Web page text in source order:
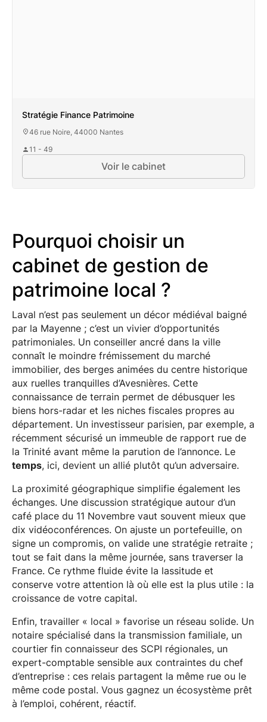
Stratégie Finance Patrimoine
46 rue Noire, 44000 Nantes
11 - 49
Voir le cabinet
Pourquoi choisir un
cabinet de gestion de
patrimoine local ?
Laval n’est pas seulement un décor médiéval baigné
par la Mayenne ; c’est un vivier d’opportunités
patrimoniales. Un conseiller ancré dans la ville
connaît le moindre frémissement du marché
immobilier, des berges animées du centre historique
aux ruelles tranquilles d’Avesnières. Cette
connaissance de terrain permet de débusquer les
biens hors-radar et les niches fiscales propres au
département. Un investisseur parisien, par exemple, a
récemment sécurisé un immeuble de rapport rue de
la Trinité avant même la parution de l’annonce. Le
temps, ici, devient un allié plutôt qu’un adversaire.
La proximité géographique simplifie également les
échanges. Une discussion stratégique autour d’un
café place du 11 Novembre vaut souvent mieux que
dix vidéoconférences. On ajuste un portefeuille, on
signe un compromis, on valide une stratégie retraite ;
tout se fait dans la même journée, sans traverser la
France. Ce rythme fluide évite la lassitude et
conserve votre attention là où elle est la plus utile : la
croissance de votre capital.
Enfin, travailler « local » favorise un réseau solide. Un
notaire spécialisé dans la transmission familiale, un
courtier fin connaisseur des SCPI régionales, un
expert-comptable sensible aux contraintes du chef
d’entreprise : ces relais partagent la même rue ou le
même code postal. Vous gagnez un écosystème prêt
à l’emploi, cohérent, réactif.